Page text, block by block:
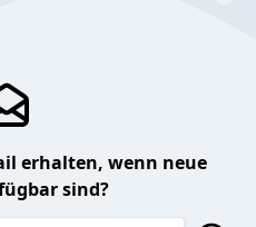
erhalten, wenn neue
sind?